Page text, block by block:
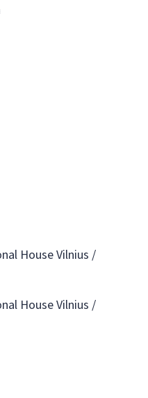
House Vilnius /
House Vilnius /